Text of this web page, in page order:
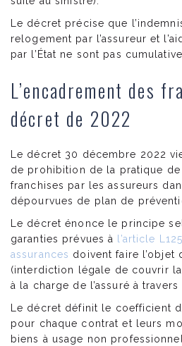
Le décret précise que
relogement par l’assureur et
par l’État ne sont pas
L’encadrement des
décret de 2022
Le décret 30 décembre 2022
de prohibition de la pratique
franchises par les assureurs
dépourvues de plan de
Le décret énonce le principe
garanties prévues à
l’article
assurances doivent faire l’objet
(interdiction légale de couvrir
à la charge de l’assuré à travers
Le décret définit le coefficient
pour chaque contrat et leurs
biens à usage non